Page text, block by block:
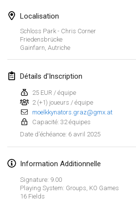
Afficher la liste
Localisation
Schloss Park - Chris Corner
Friedensbrücke
Gainfarn Autriche
Détails d'Inscription
25 EUR / équipe
2 (+1) joueurs / équipe
moelkkynators.graz@gmx.at
Capacité: 32 équipes
Date d'échéance: 6 avril 2025
Information Additionnelle
Signature: 9.00
Playing System: Groups, KO Games
16 Fields
février 2025
US Mölkky Winter
7 févr. 2025|États-Unis
8 févr. 2025|France
Indoor de la CASAS
15 févr. 2025|France
15 févr. 2025|Finlande
Warm-up EM Indoor